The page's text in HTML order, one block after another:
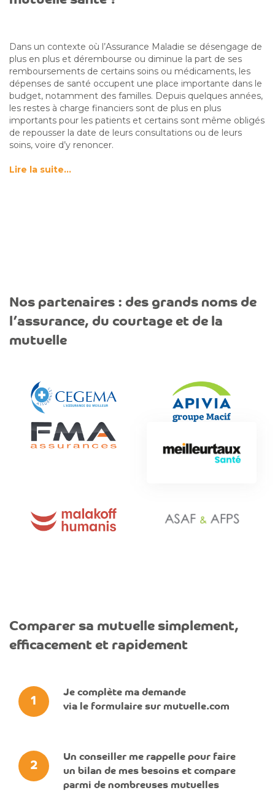
Dans un contexte où l’Assurance Maladie se désengage de
plus en plus et dérembourse ou diminue la part de ses
remboursements de certains soins ou médicaments, les
dépenses de santé occupent une place importante dans le
budget, notamment des familles. Depuis quelques années,
les restes à charge financiers sont de plus en plus
importants pour les patients et certains sont même obligés
de repousser la date de leurs consultations ou de leurs
soins, voire d’y renoncer.
Lire la suite…
Nos partenaires : des grands noms de
l’assurance, du courtage et de la
mutuelle
Comparer sa mutuelle simplement,
efficacement et rapidement
1
Je complète ma demande
via le formulaire sur mutuelle.com
2
Un conseiller me rappelle pour faire
un bilan de mes besoins et compare
parmi de nombreuses mutuelles